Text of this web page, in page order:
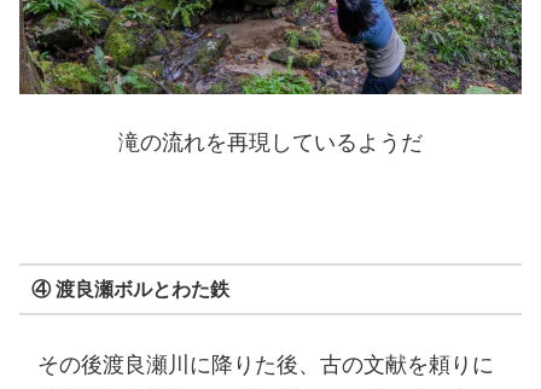
滝の流れを再現しているようだ
④ 渡良瀬ボルとわた鉄
その後渡良瀬川に降りた後、古の文献を頼りに